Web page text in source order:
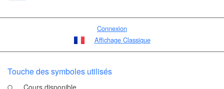
Connexion
Affichage Classique
Touche des symboles utilisés
Cours disponible